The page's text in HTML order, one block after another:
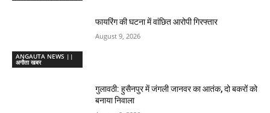
ANGAUTA NEWS ||
अगौता खबर
फायरिंग की घटना में वांछित आरोपी गिरफ्तार
August 9, 2026
गुलावठी: हुसैनपुर में जंगली जानवर का आतंक, दो बकरों को
बनाया निवाला